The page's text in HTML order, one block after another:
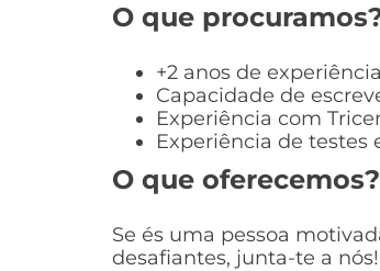
O que
+2 anos de
Capacidade de
Experiência com
Experiência de testes
O que oferecemos?
Se és uma pessoa
desafiantes, junta-te a nós!